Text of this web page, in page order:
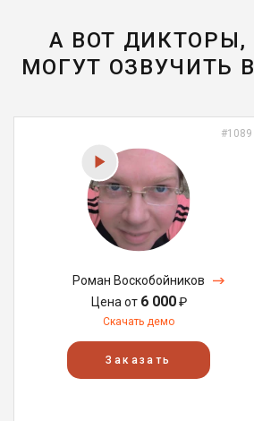
А ВОТ ДИКТОРЫ,
МОГУТ ОЗВУЧИТЬ
#1089
Роман Воскобойников
Цена от 6 000₽
Скачать демо
Заказать